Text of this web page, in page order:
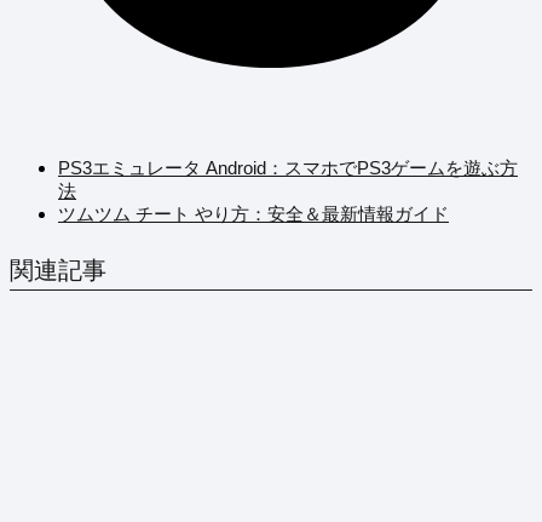
PS3エミュレータ Android：スマホでPS3ゲームを遊ぶ方
法
ツムツム チート やり方：安全＆最新情報ガイド
関連記事